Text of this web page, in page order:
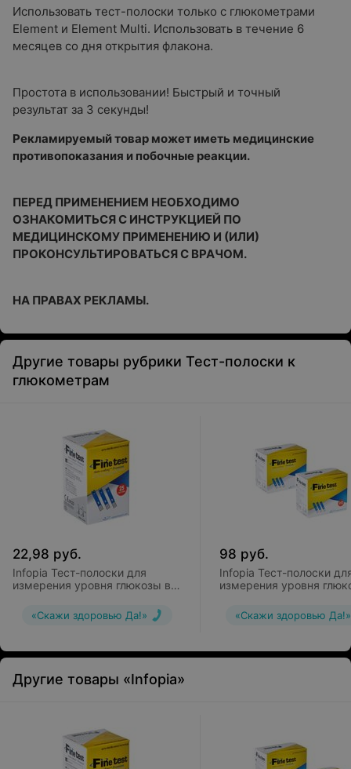
Использовать тест-полоски только с глюкометрами
Element и Element Multi. Использовать в течение 6
месяцев со дня открытия флакона.
Простота в использовании! Быстрый и точный
результат за 3 секунды!
Рекламируемый товар может иметь медицинские
противопоказания и побочные реакции.
ПЕРЕД ПРИМЕНЕНИЕМ НЕОБХОДИМО
ОЗНАКОМИТЬСЯ С ИНСТРУКЦИЕЙ ПО
МЕДИЦИНСКОМУ ПРИМЕНЕНИЮ И (ИЛИ)
ПРОКОНСУЛЬТИРОВАТЬСЯ С ВРАЧОМ.
НА ПРАВАХ РЕКЛАМЫ.
Другие товары рубрики Тест-полоски к
глюкометрам
22,98 руб.
Infopia Тест-полоски для
измерения уровня глюкозы в
Autocoding Premium 25
«Скажи здоровью Да!»
98 руб.
Infopia Тест-полоски
измерения уровня
Autocoding Premium 200
«Скажи здоровью Да!»
Другие товары «Infopia»